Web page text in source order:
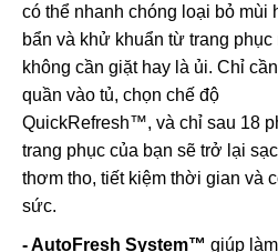
có thể nhanh chóng loại bỏ mùi
bẩn và khử khuẩn từ trang phục
không cần giặt hay là ủi. Chỉ
quần vào tủ, chọn chế độ
QuickRefresh™, và chỉ sau 18
trang phục của bạn sẽ trở lại
thơm tho, tiết kiệm thời gian và
sức.
- AutoFresh System™ giúp